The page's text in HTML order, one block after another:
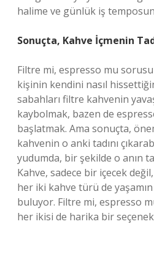
halime ve günlük iş
Sonuçta, Kahve İçmenin
Filtre mi, espresso mu
kişinin kendini nasıl
sabahları filtre kahvenin
kaybolmak, bazen de
başlatmak. Ama sonuçta,
kahvenin o anki tadını
yudumda, bir şekilde o anın
Kahve, sadece bir içecek
her iki kahve türü de
buluyor. Filtre mi, espresso
her ikisi de harika bir